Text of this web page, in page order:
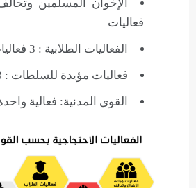
فعاليات
الفعاليات الطلابية : 3 فعاليات
فعاليات مؤيدة للسلطات : 3 فعاليات
القوى المدنية: فعالية واحدة